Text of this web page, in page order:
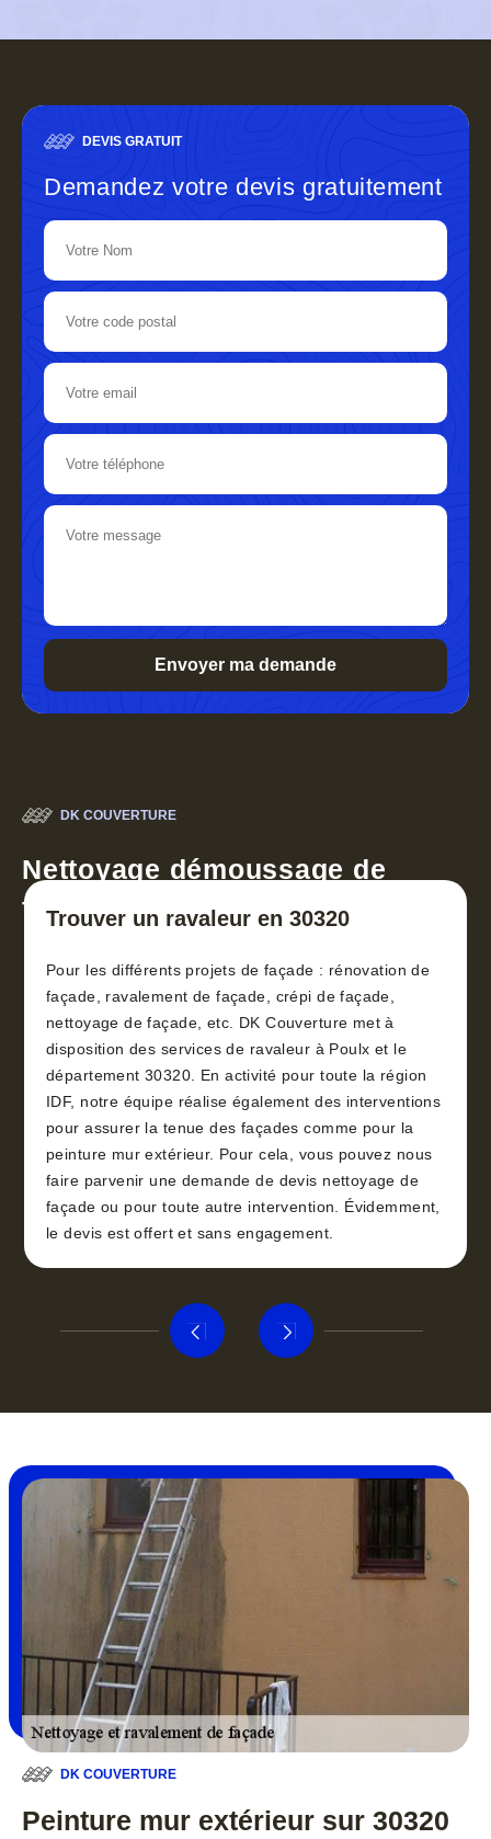
DEVIS GRATUIT
Demandez votre devis gratuitement
DK COUVERTURE
Nettoyage démoussage de
toiture 30
Trouver un ravaleur en 30320
Pour les différents projets de façade : rénovation de
façade, ravalement de façade, crépi de façade,
nettoyage de façade, etc. DK Couverture met à
disposition des services de ravaleur à Poulx et le
département 30320. En activité pour toute la région
IDF, notre équipe réalise également des interventions
pour assurer la tenue des façades comme pour la
peinture mur extérieur. Pour cela, vous pouvez nous
faire parvenir une demande de devis nettoyage de
façade ou pour toute autre intervention. Évidemment,
le devis est offert et sans engagement.
DK COUVERTURE
Peinture mur extérieur sur 30320